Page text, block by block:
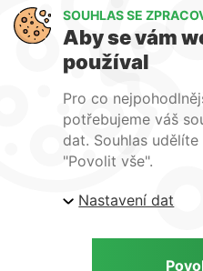
O nás
Služby
Kontakty
| ARTlighting.cz,
Copyright © 2026 |
SOUHLAS SE
Aby se vám
používal
Pro co
potřebujeme váš
dat. Souhlas
"Povolit vše".
Nastavení dat